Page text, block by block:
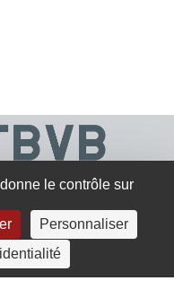
le contrôle sur
Personnaliser